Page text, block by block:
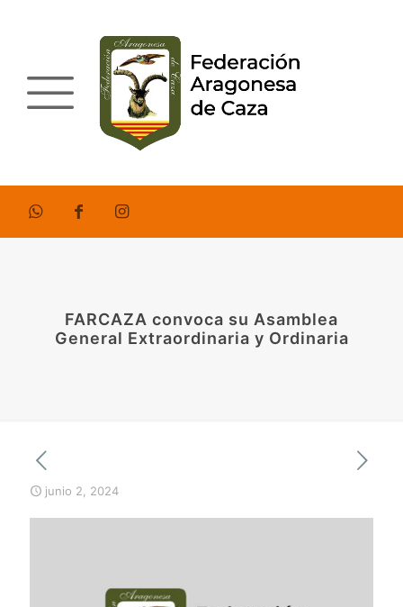
FARCAZA convoca su Asamblea
General Extraordinaria y Ordinaria
junio 2, 2024